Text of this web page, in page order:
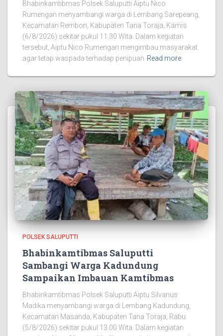
Bhabinkamtibmas Polsek Saluputti Aiptu Nico
Rumengan menyambangi warga di Lembang Sarepeang,
Kecamatan Rembon, Kabupaten Tana Toraja, Kamis
(6/8/2026) sekitar pukul 11.30 Wita. Dalam kegiatan
tersebut, Aiptu Nico Rumengan mengimbau masyarakat
agar tetap waspada terhadap penipuan Read more
POLSEK SALUPUTTI
Bhabinkamtibmas Saluputti
Sambangi Warga Kadundung
Sampaikan Imbauan Kamtibmas
Bhabinkamtibmas Polsek Saluputti Aiptu Silvanus
Madika menyambangi warga di Lembang Kadundung,
Kecamatan Masanda, Kabupaten Tana Toraja, Rabu
(5/8/2026) sekitar pukul 13.00 Wita. Dalam kegiatan